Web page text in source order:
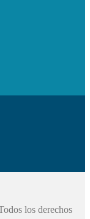
los derechos